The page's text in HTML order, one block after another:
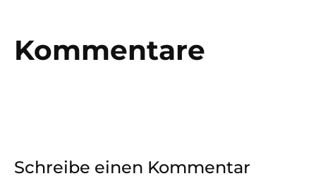
Kommentare
Schreibe einen Kommentar